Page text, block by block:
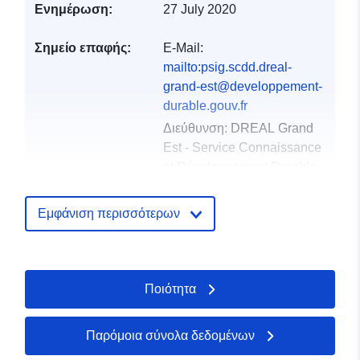
Ενημέρωση: 27 July 2020
Σημείο επαφής:
E-Mail:
mailto:psig.scdd.dreal-
grand-est@developpement-
durable.gouv.fr
Διεύθυνση: DREAL Grand
Est - Service Connaissance
Διεύθυνση URL:
http://www.grand-
cartes-r44.ht...
καταλόγου:
Προστίθεται στο data.europa.eu:
December 2021
Εμφάνιση περισσότερων
Ποιότητα
Παρόμοια σύνολα δεδομένων